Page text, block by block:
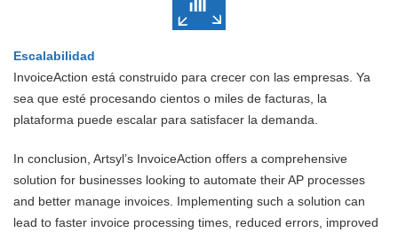
Escalabilidad
InvoiceAction está construido para crecer con las empresas. Ya
sea que esté procesando cientos o miles de facturas, la
plataforma puede escalar para satisfacer la demanda.
In conclusion, Artsyl’s InvoiceAction offers a comprehensive
solution for businesses looking to automate their AP processes
and better manage invoices. Implementing such a solution can
lead to faster invoice processing times, reduced errors, improved